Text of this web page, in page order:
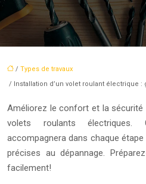
/ Types de travaux
/ Installation d’un volet roulant électrique
Améliorez le confort et la
volets roulants
accompagnera dans chaque
précises au dépannage.
facilement!